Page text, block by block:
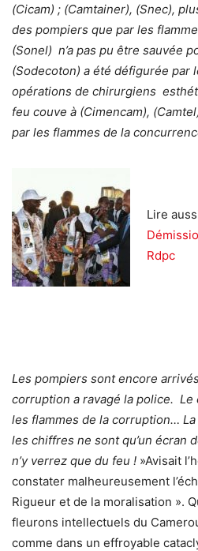
(Cicam) ; (Camtainer), (Snec),
des pompiers que par les
(Sonel) n’a pas pu être sauvée
(Sodecoton) a été défigurée par
opérations de chirurgiens
feu couve à (Cimencam),
par les flammes de la
Lire
Rdpc
Les pompiers sont encore
corruption a ravagé la police.
les flammes de la corruption… La
les chiffres ne sont qu’un écran
n’y verrez que du feu ! »Avisait
constater malheureusement
Rigueur et de la moralisation ».
fleurons intellectuels du
comme dans un effroyable